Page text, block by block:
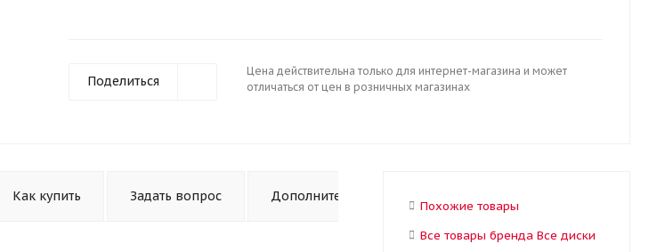
Поделиться
Цена действительна только для интернет-магазина и может
отличаться от цен в розничных магазинах
Как купить Задать вопрос Дополнительно
Похожие товары
Все товары бренда Все диски